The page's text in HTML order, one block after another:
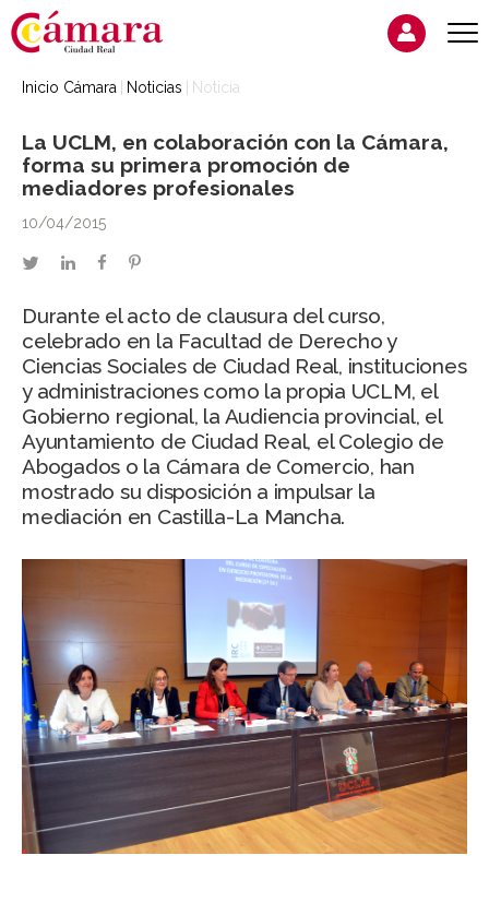
Inicio Cámara Noticias Noticia
La UCLM, en colaboración con la Cámara,
forma su primera promoción de
mediadores profesionales
10/04/2015
twitterlinkedinfacebookpinterest
Durante el acto de clausura del curso,
celebrado en la Facultad de Derecho y
Ciencias Sociales de Ciudad Real, instituciones
y administraciones como la propia UCLM, el
Gobierno regional, la Audiencia provincial, el
Ayuntamiento de Ciudad Real, el Colegio de
Abogados o la Cámara de Comercio, han
mostrado su disposición a impulsar la
mediación en Castilla-La Mancha.